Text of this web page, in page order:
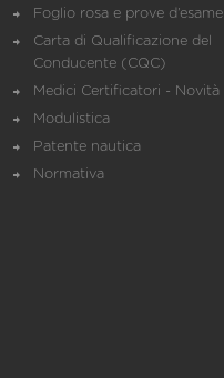
Foglio rosa e prove d’esame
Carta di Qualificazione del
Conducente (CQC)
Medici Certificatori - Novità
Modulistica
Patente nautica
Normativa